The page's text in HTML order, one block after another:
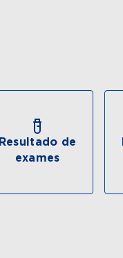
Resultado de
exames